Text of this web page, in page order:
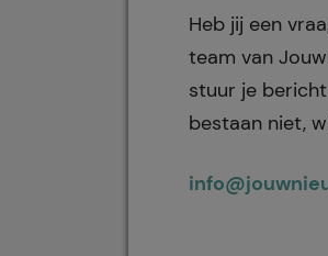
Heb jij een
team van
stuur je
bestaan niet,